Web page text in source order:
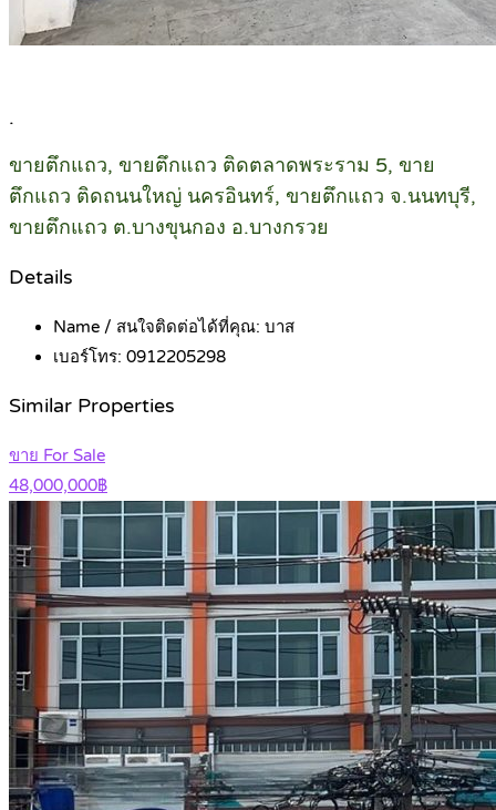
.
ขายตึกแถว, ขายตึกแถว ติดตลาดพระราม 5, ขาย
ตึกแถว ติดถนนใหญ่ นครอินทร์, ขายตึกแถว จ.นนทบุรี,
ขายตึกแถว ต.บางขุนกอง อ.บางกรวย
Details
Name / สนใจติดต่อได้ที่คุณ: บาส
เบอร์โทร: 0912205298
Similar Properties
ขาย For Sale
48,000,000฿